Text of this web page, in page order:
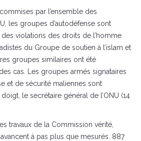
par l’ensemble des
les groupes d’autodéfense sont
des violations des droits de l’homme
du Groupe de soutien à l’islam et
groupes similaires ont été
cas. Les groupes armés signataires
et de sécurité maliennes sont
le secrétaire général de l’ONU (14
travaux de la Commission vérité,
à pas plus que mesurés. 887